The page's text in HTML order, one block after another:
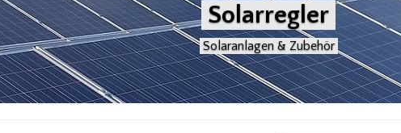
Solarregler
Solaranlagen & Zubehör